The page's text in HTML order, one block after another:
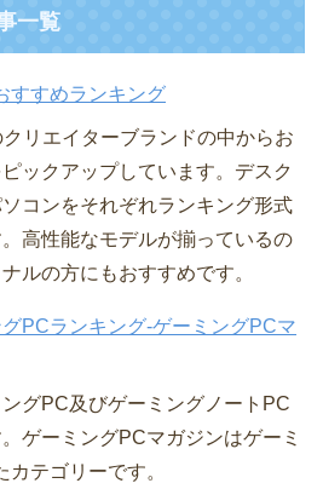
一覧
すすめランキング
リエイターブランドの中からお
ックアップしています。デスク
ソコンをそれぞれランキング形式
高性能なモデルが揃っているの
ルの方にもおすすめです。
PCランキング-ゲーミングPCマ
グPC及びゲーミングノートPC
ゲーミングPCマガジンはゲーミ
テゴリーです。